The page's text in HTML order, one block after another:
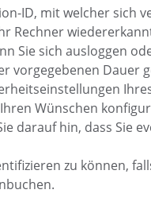
ID, mit welcher sich
Rechner
Sie sich ausloggen
Dauer
Wünschen
darauf hin, dass Sie
zu können,